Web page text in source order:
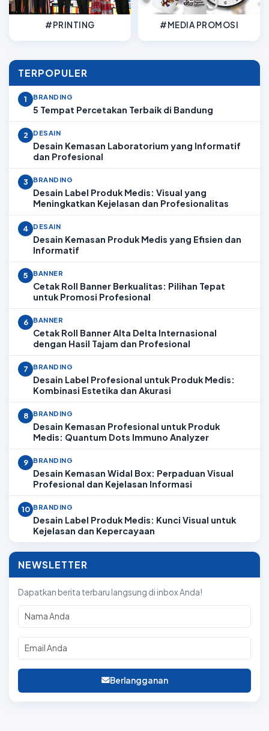
#PRINTING #MEDIA PROMOSI
TERPOPULER
1 BRANDING
5 Tempat Percetakan Terbaik di Bandung
2 DESAIN
Desain Kemasan Laboratorium yang Informatif
dan Profesional
3 BRANDING
Desain Label Produk Medis: Visual yang
Meningkatkan Kejelasan dan Profesionalitas
4 DESAIN
Desain Kemasan Produk Medis yang Efisien dan
Informatif
5 BANNER
Cetak Roll Banner Berkualitas: Pilihan Tepat
untuk Promosi Profesional
6 BANNER
Cetak Roll Banner Alta Delta Internasional
dengan Hasil Tajam dan Profesional
7 BRANDING
Desain Label Profesional untuk Produk Medis:
Kombinasi Estetika dan Akurasi
8 BRANDING
Desain Kemasan Profesional untuk Produk
Medis: Quantum Dots Immuno Analyzer
9 BRANDING
Desain Kemasan Widal Box: Perpaduan Visual
Profesional dan Kejelasan Informasi
10 BRANDING
Desain Label Produk Medis: Kunci Visual untuk
Kejelasan dan Kepercayaan
NEWSLETTER
Dapatkan berita terbaru langsung di inbox Anda!
Berlangganan